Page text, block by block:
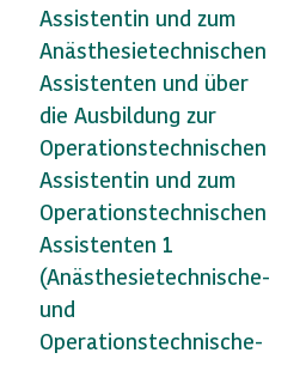
Assistentin und zum
Anästhesietechnischen
Assistenten und über
die Ausbildung zur
Operationstechnischen
Assistentin und zum
Operationstechnischen
Assistenten 1
(Anästhesietechnische-
und
Operationstechnische-